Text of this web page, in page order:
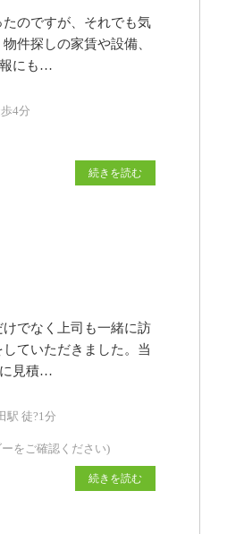
のですが、それでも気
件探しの家賃や設備、
報にも…
4分
続きを読む
でなく上司も一緒に訪
ていただきました。当
に見積…
駅 徒?1分
をご確認ください)
続きを読む